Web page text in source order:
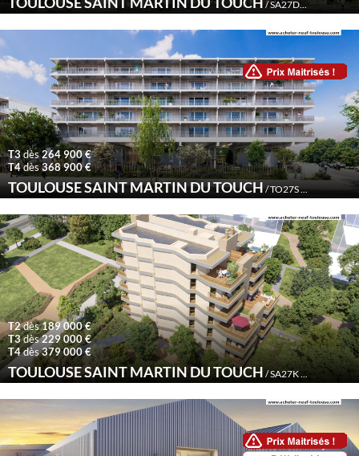
/ SA27D /
T3dès264 900 €
T4dès368 900 €
TOULOUSE SAINT MARTIN DU TOUCH/ TO27S / 4
T2dès189 000 €
T3dès229 000 €
T4dès379 000 €
TOULOUSE SAINT MARTIN DU TOUCH / SA27K / 3 ème